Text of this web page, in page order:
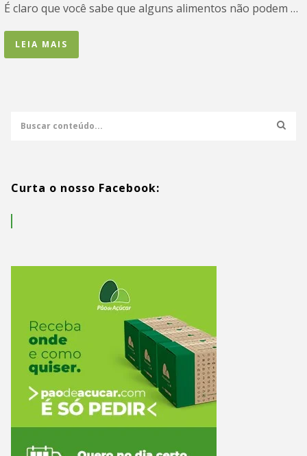
É claro que você sabe que alguns alimentos não podem …
LEIA MAIS
Curta o nosso Facebook: